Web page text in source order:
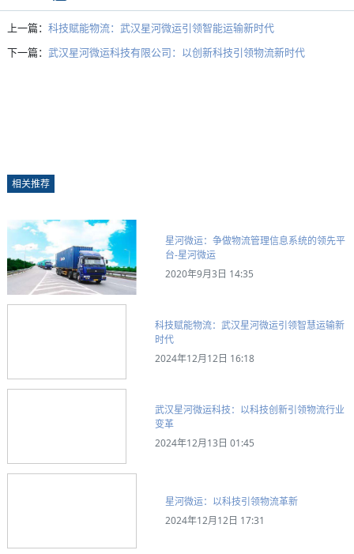
上一篇： 科技赋能物流：武汉星河微运引领智能运输新时代
下一篇： 武汉星河微运科技有限公司：以创新科技引领物流新时代
相关推荐
星河微运：争做物流管理信息系统的领先平
台-星河微运
2020年9月3日 14:35
科技赋能物流：武汉星河微运引领智慧运输新
时代
2024年12月12日 16:18
武汉星河微运科技：以科技创新引领物流行业
变革
2024年12月13日 01:45
星河微运：以科技引领物流革新
2024年12月12日 17:31